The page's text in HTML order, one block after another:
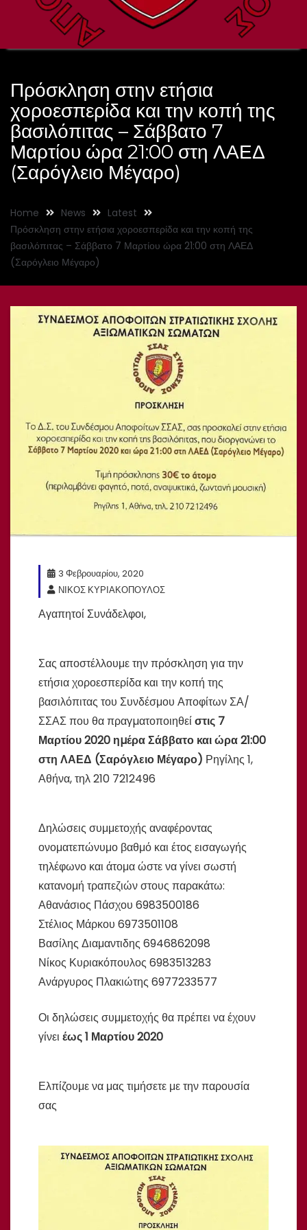
Πρόσκληση στην ετήσια
χοροεσπερίδα και την κοπή της
βασιλόπιτας – Σάββατο 7
Μαρτίου ώρα 21:00 στη ΛΑΕΔ
(Σαρόγλειο Μέγαρο)
Home News
Latest
Πρόσκληση στην ετήσια χοροεσπερίδα και την κοπή της
βασιλόπιτας – Σάββατο 7 Μαρτίου ώρα 21:00 στη ΛΑΕΔ
(Σαρόγλειο Μέγαρο)
3 Φεβρουαρίου, 2020
ΝΙΚΟΣ ΚΥΡΙΑΚΟΠΟΥΛΟΣ
Αγαπητοί Συνάδελφοι,
Σας αποστέλλουμε την πρόσκληση για την
ετήσια χοροεσπερίδα και την κοπή της
βασιλόπιτας του Συνδέσμου Αποφίτων ΣΑ/
ΣΣΑΣ που θα πραγµατοποιηθείστις 7
Μαρτίου 2020 ηµέρα Σάββατο και ώρα 21:00
στη ΛΑΕΔ (Σαρόγλειο Μέγαρο) Ρηγίλης 1,
Αθήνα, τηλ 210 7212496
Δηλώσεις συμμετοχής αναφέροντας
ονοματεπώνυμο βαθμό και έτος εισαγωγής
τηλέφωνο και άτομα ώστε να γίνει σωστή
κατανομή τραπεζιών στους παρακάτω:
Αθανάσιος Πάσχου 6983500186
Στέλιος Μάρκου 6973501108
Βασίλης Διαμαντιδης 6946862098
Νίκος Κυριακόπουλος 6983513283
Ανάργυρος Πλακιώτης 6977233577
Οι δηλώσεις συμμετοχής θα πρέπει να έχουν
γίνει έως1 Μαρτίου 2020
Ελπίζουμε να μας τιμήσετε με την παρουσία
σας